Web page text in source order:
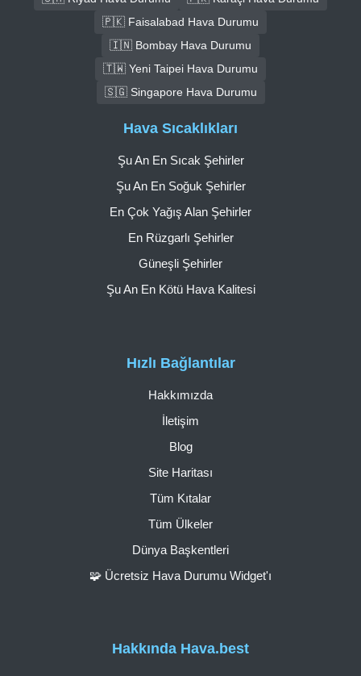
🇵🇰 Faisalabad Hava Durumu
🇮🇳 Bombay Hava Durumu
🇹🇼 Yeni Taipei Hava Durumu
🇸🇬 Singapore Hava Durumu
Hakkında Hava.best
Hızlı Bağlantılar
Hakkımızda
İletişim
Blog
Site Haritası
Tüm Kıtalar
Tüm Ülkeler
Dünya Başkentleri
🧩 Ücretsiz Hava Durumu Widget'ı
Hava Sıcaklıkları
Şu An En Sıcak Şehirler
Şu An En Soğuk Şehirler
En Çok Yağış Alan Şehirler
En Rüzgarlı Şehirler
Güneşli Şehirler
Şu An En Kötü Hava Kalitesi